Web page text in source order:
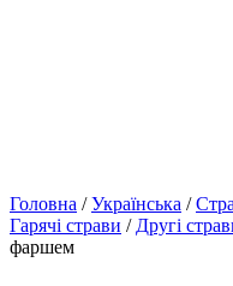
Головна /Українська /
Гарячі страви /Другі
фаршем